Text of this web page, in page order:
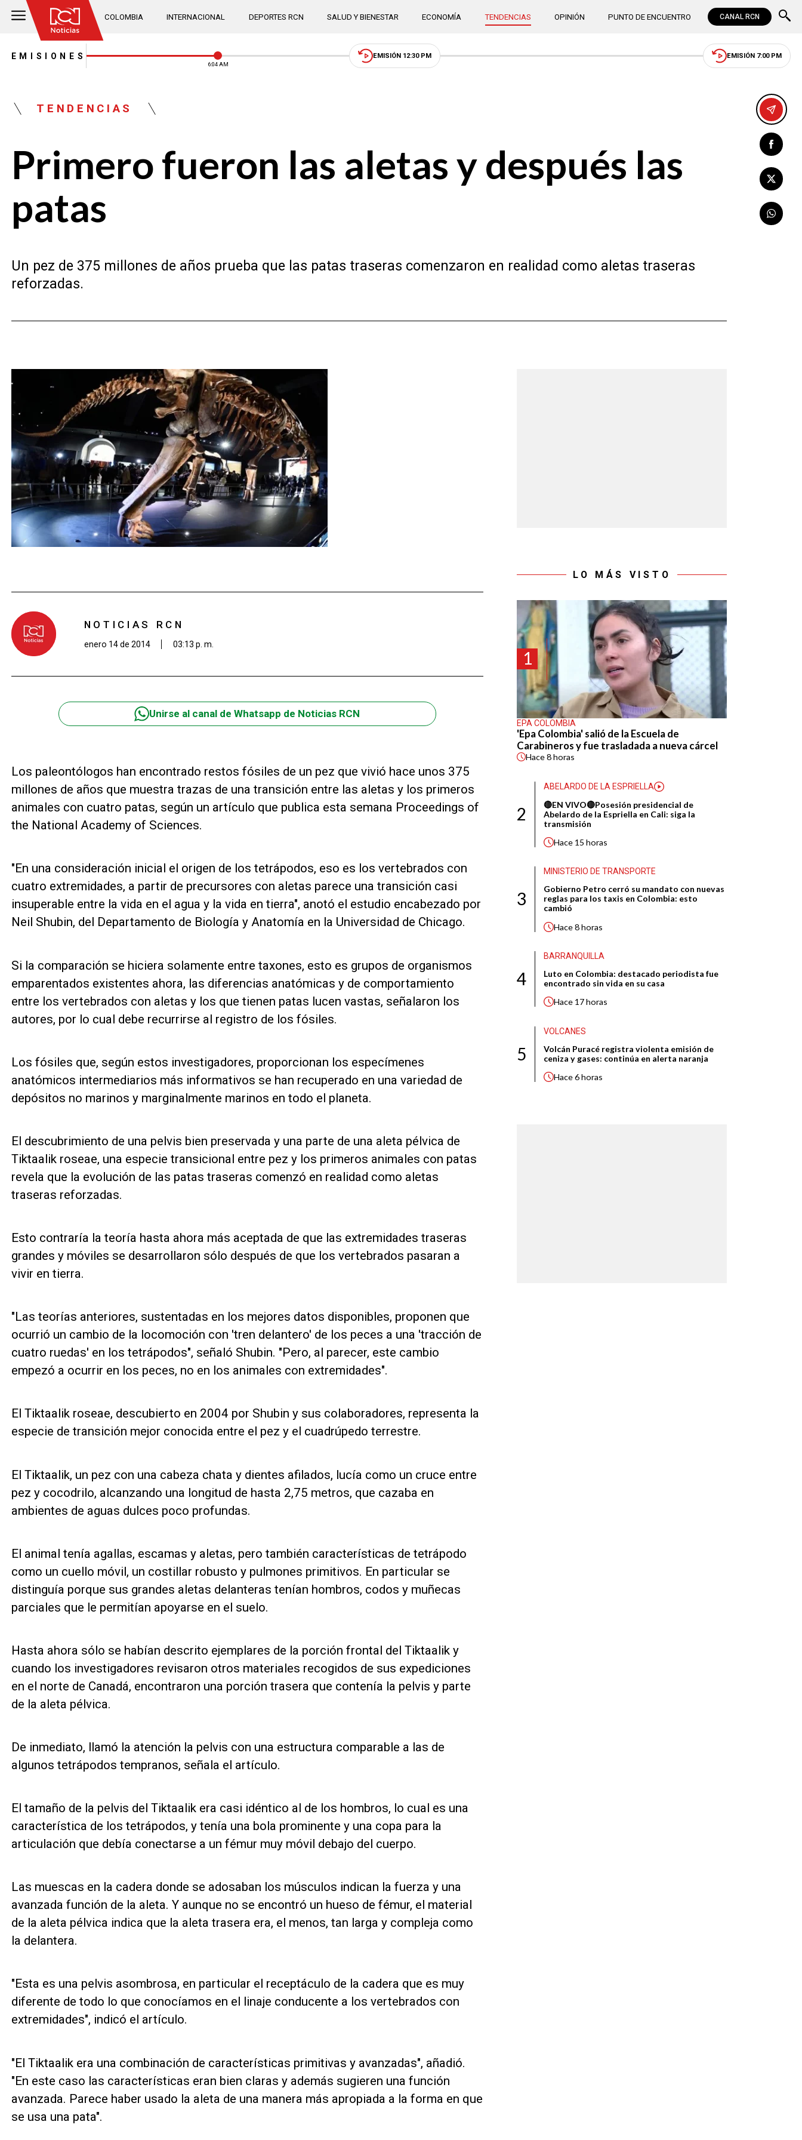
COLOMBIA INTERNACIONAL DEPORTES RCN SALUD Y BIENESTAR ECONOMÍA TENDENCIAS OPINIÓN PUNTO DE ENCUENTRO CANAL RCN
EMISIONES
6:05 AM
EMISIÓN 12:30 PM EMISIÓN 7:00 PM
TENDENCIAS
Primero fueron las aletas y después las
patas
Un pez de 375 millones de años prueba que las patas traseras comenzaron en realidad como aletas traseras
reforzadas.
NOTICIAS RCN
enero 14 de 2014 03:13 p. m.
Unirse al canal de Whatsapp de Noticias RCN
Los paleontólogos han encontrado restos fósiles de un pez que vivió hace unos 375
millones de años que muestra trazas de una transición entre las aletas y los primeros
animales con cuatro patas, según un artículo que publica esta semana Proceedings of
the National Academy of Sciences.
"En una consideración inicial el origen de los tetrápodos, eso es los vertebrados con
cuatro extremidades, a partir de precursores con aletas parece una transición casi
insuperable entre la vida en el agua y la vida en tierra", anotó el estudio encabezado por
Neil Shubin, del Departamento de Biología y Anatomía en la Universidad de Chicago.
Si la comparación se hiciera solamente entre taxones, esto es grupos de organismos
emparentados existentes ahora, las diferencias anatómicas y de comportamiento
entre los vertebrados con aletas y los que tienen patas lucen vastas, señalaron los
autores, por lo cual debe recurrirse al registro de los fósiles.
Los fósiles que, según estos investigadores, proporcionan los especímenes
anatómicos intermediarios más informativos se han recuperado en una variedad de
depósitos no marinos y marginalmente marinos en todo el planeta.
El descubrimiento de una pelvis bien preservada y una parte de una aleta pélvica de
Tiktaalik roseae, una especie transicional entre pez y los primeros animales con patas
revela que la evolución de las patas traseras comenzó en realidad como aletas
traseras reforzadas.
Esto contraría la teoría hasta ahora más aceptada de que las extremidades traseras
grandes y móviles se desarrollaron sólo después de que los vertebrados pasaran a
vivir en tierra.
"Las teorías anteriores, sustentadas en los mejores datos disponibles, proponen que
ocurrió un cambio de la locomoción con 'tren delantero' de los peces a una 'tracción de
cuatro ruedas' en los tetrápodos", señaló Shubin. "Pero, al parecer, este cambio
empezó a ocurrir en los peces, no en los animales con extremidades".
El Tiktaalik roseae, descubierto en 2004 por Shubin y sus colaboradores, representa la
especie de transición mejor conocida entre el pez y el cuadrúpedo terrestre.
El Tiktaalik, un pez con una cabeza chata y dientes afilados, lucía como un cruce entre
pez y cocodrilo, alcanzando una longitud de hasta 2,75 metros, que cazaba en
ambientes de aguas dulces poco profundas.
El animal tenía agallas, escamas y aletas, pero también características de tetrápodo
como un cuello móvil, un costillar robusto y pulmones primitivos. En particular se
distinguía porque sus grandes aletas delanteras tenían hombros, codos y muñecas
parciales que le permitían apoyarse en el suelo.
Hasta ahora sólo se habían descrito ejemplares de la porción frontal del Tiktaalik y
cuando los investigadores revisaron otros materiales recogidos de sus expediciones
en el norte de Canadá, encontraron una porción trasera que contenía la pelvis y parte
de la aleta pélvica.
De inmediato, llamó la atención la pelvis con una estructura comparable a las de
algunos tetrápodos tempranos, señala el artículo.
El tamaño de la pelvis del Tiktaalik era casi idéntico al de los hombros, lo cual es una
característica de los tetrápodos, y tenía una bola prominente y una copa para la
articulación que debía conectarse a un fémur muy móvil debajo del cuerpo.
Las muescas en la cadera donde se adosaban los músculos indican la fuerza y una
avanzada función de la aleta. Y aunque no se encontró un hueso de fémur, el material
de la aleta pélvica indica que la aleta trasera era, el menos, tan larga y compleja como
la delantera.
"Esta es una pelvis asombrosa, en particular el receptáculo de la cadera que es muy
diferente de todo lo que conocíamos en el linaje conducente a los vertebrados con
extremidades", indicó el artículo.
"El Tiktaalik era una combinación de características primitivas y avanzadas", añadió.
"En este caso las características eran bien claras y además sugieren una función
avanzada. Parece haber usado la aleta de una manera más apropiada a la forma en que
se usa una pata".
LO MÁS VISTO
1
EPA COLOMBIA
'Epa Colombia' salió de la Escuela de
Carabineros y fue trasladada a nueva cárcel
Hace8 horas
2
ABELARDO DE LA ESPRIELLA
🔴EN VIVO🔴Posesión presidencial de
Abelardo de la Espriella en Cali: siga la
transmisión
Hace 15 horas
3
MINISTERIO DE TRANSPORTE
Gobierno Petro cerró su mandato con nuevas
reglas para los taxis en Colombia: esto
cambió
Hace8 horas
4
BARRANQUILLA
Luto en Colombia: destacado periodista fue
encontrado sin vida en su casa
Hace 17 horas
5
VOLCANES
Volcán Puracé registra violenta emisión de
ceniza y gases: continúa en alerta naranja
Hace6 horas